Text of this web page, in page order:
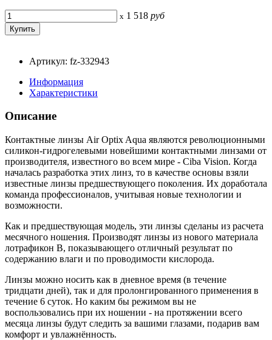
x 1 518 руб
Артикул: fz-332943
Информация
Характеристики
Описание
Контактные линзы Air Optix Aqua являются революционными
силикон-гидрогелевыми новейшими контактными линзами от
производителя, известного во всем мире - Ciba Vision. Когда
началась разработка этих линз, то в качестве основы взяли
известные линзы предшествующего поколения. Их доработала
команда профессионалов, учитывая новые технологии и
возможности.
Как и предшествующая модель, эти линзы сделаны из расчета
месячного ношения. Производят линзы из нового материала
лотрафикон В, показывающего отличный результат по
содержанию влаги и по проводимости кислорода.
Линзы можно носить как в дневное время (в течение
тридцати дней), так и для пролонгированного применения в
течение 6 суток. Но каким бы режимом вы не
воспользовались при их ношении - на протяжении всего
месяца линзы будут следить за вашими глазами, подарив вам
комфорт и увлажнённость.